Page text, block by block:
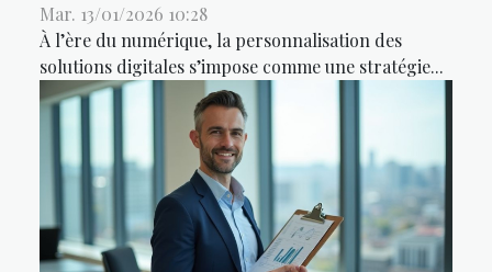
Mar. 13/01/2026 10:28
À l’ère du numérique, la personnalisation des
solutions digitales s’impose comme une stratégie...